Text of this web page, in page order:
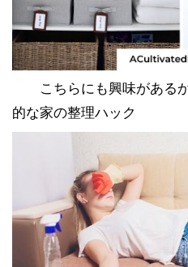
こちらにも興味がある
的な家の整理ハック